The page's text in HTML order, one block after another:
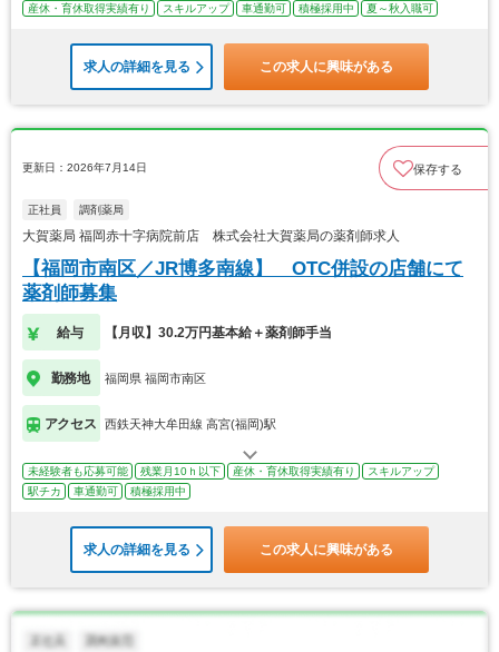
産休・育休取得実績有り スキルアップ 車通勤可 積極採用中 夏～秋入職可
求人の詳細を見る この求人に興味がある
更新日：2026年7月14日 保存する
正社員 調剤薬局
大賀薬局 福岡赤十字病院前店 株式会社大賀薬局の薬剤師求人
【福岡市南区／JR博多南線】 OTC併設の店舗にて
薬剤師募集
給与 【月収】30.2万円基本給＋薬剤師手当
勤務地 福岡県 福岡市南区
アクセス 西鉄天神大牟田線 高宮(福岡)駅
未経験者も応募可能 残業月10ｈ以下 産休・育休取得実績有り
スキルアップ
駅チカ
車通勤可 積極採用中
求人の詳細を見る この求人に興味がある